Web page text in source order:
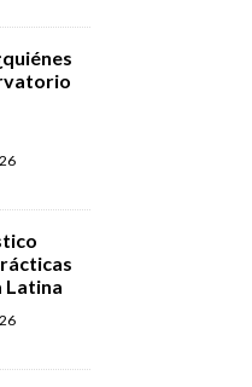
Latina